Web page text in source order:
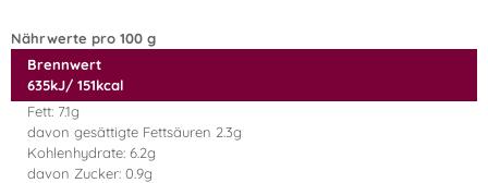
Nährwerte pro 100 g
Brennwert
635kJ/ 151kcal
Fett: 7.1g
davon gesättigte Fettsäuren 2.3g
Kohlenhydrate: 6.2g
davon Zucker: 0.9g